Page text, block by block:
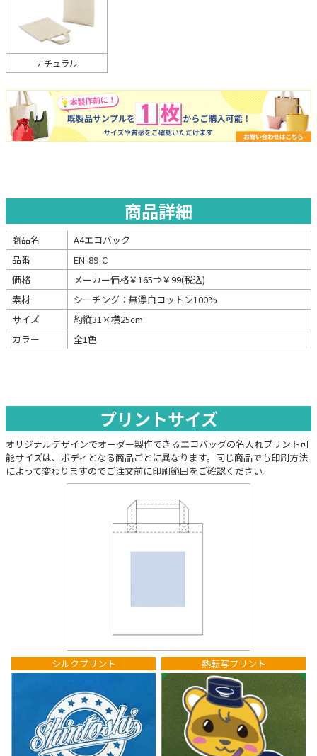
ナチュラル
商品詳細
商品名
A4エコバック
品番
EN-89-C
価格
メーカー価格￥165⇒￥99(税込)
素材
シーチング：無漂白コットン100%
サイズ
約縦31×横25cm
カラー
全1色
プリントサイズ
オリジナルデザインでオーダー製作できるエコバッグの名入れプリント可
能サイズは、ボディとなる商品ごとに異なります。同じ商品でも印刷方法
によって変わりますのでご注文前に印刷範囲をご確認ください。
シルクプリント 熱転写プリント